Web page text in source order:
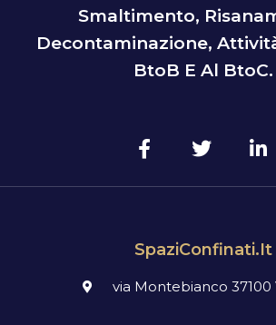
Smaltimento,
Decontaminazione,
BtoB E Al BtoC.
SpaziConfinati.it
via Montebianco 37100